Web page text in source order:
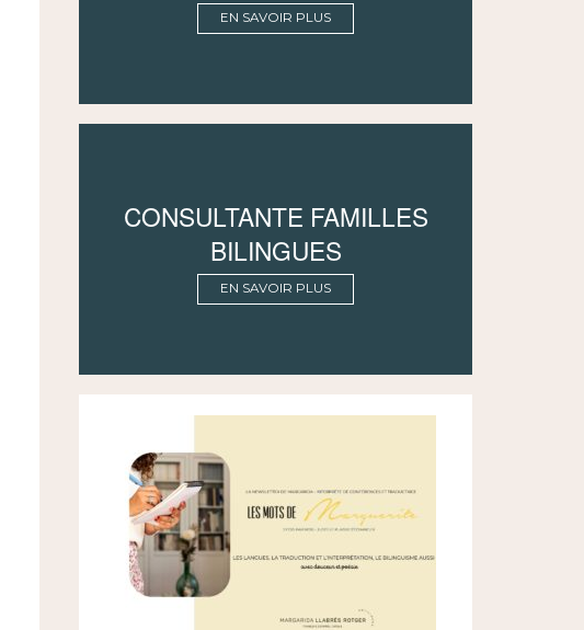
EN SAVOIR PLUS
CONSULTANTE FAMILLES
BILINGUES
EN SAVOIR PLUS